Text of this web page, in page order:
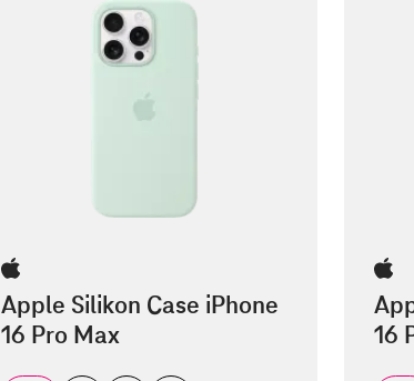
Apple Silikon Case iPhone
16 Pro Max
16